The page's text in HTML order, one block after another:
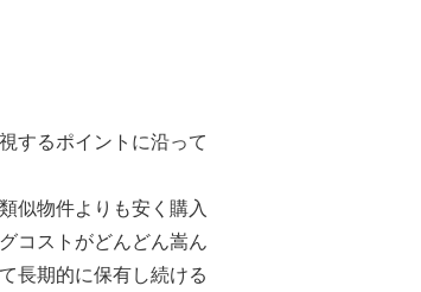
するポイントに沿って
似物件よりも安く購入
コストがどんどん嵩ん
長期的に保有し続ける